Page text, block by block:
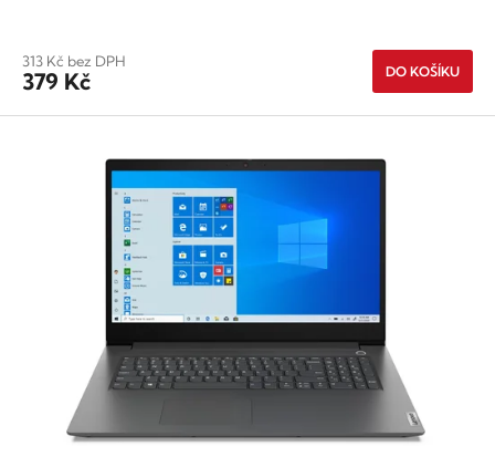
313 Kč bez DPH
379 Kč DO KOŠÍKU